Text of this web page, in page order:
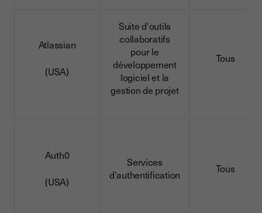
Atlassian
(USA)
Suite d'outils
collaboratifs
pour le
développement
logiciel et la
gestion de projet
Tous
Auth0
(USA)
Services
d'authentification
Tous